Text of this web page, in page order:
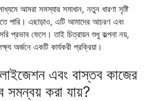
আমরা সমস্যার সমাধান, নতুন ধারণা সৃষ্টি
পারি। এছাড়াও, এটি আমাদের আচরণ এবং
প্রভাব ফেলে। তাই চিত্রায়ন শুধু কল্পনা নয়,
অর্জনে একটি কার্যকরী প্রক্রিয়া।
এবং বাস্তব কাজের
সমন্বয় করা যায়?